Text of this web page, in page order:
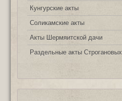
Кунгурские акты
Соликамские акты
Акты Шермяитской дачи
Раздельные акты Строгановых